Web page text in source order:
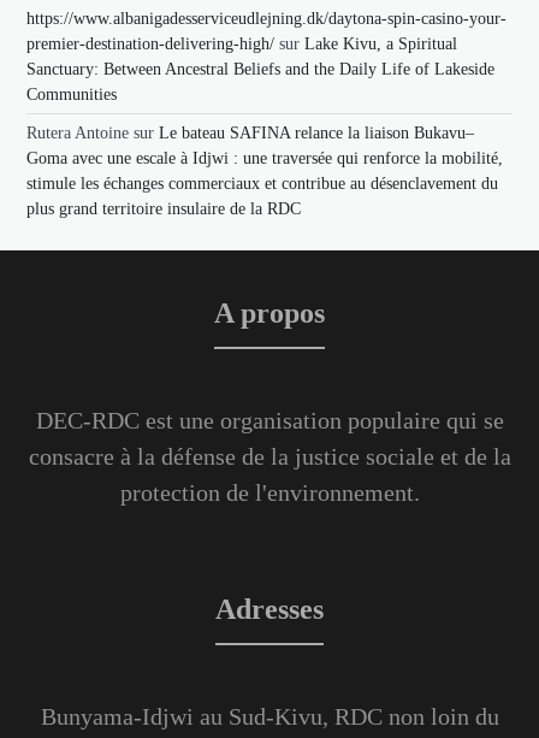
https://www.albanigadesserviceudlejning.dk/daytona-spin-casino-your-
premier-destination-delivering-high/ surLake Kivu, a Spiritual
Sanctuary: Between Ancestral Beliefs and the Daily Life of Lakeside
Communities
Rutera Antoine surLe bateau SAFINA relance la liaison Bukavu–
Goma avec une escale à Idjwi : une traversée qui renforce la mobilité,
stimule les échanges commerciaux et contribue au désenclavement du
plus grand territoire insulaire de la RDC
A propos
DEC-RDC est une organisation populaire qui se
consacre à la défense de la justice sociale et de la
protection de l'environnement.
Adresses
Bunyama-Idjwi au Sud-Kivu, RDC non loin du